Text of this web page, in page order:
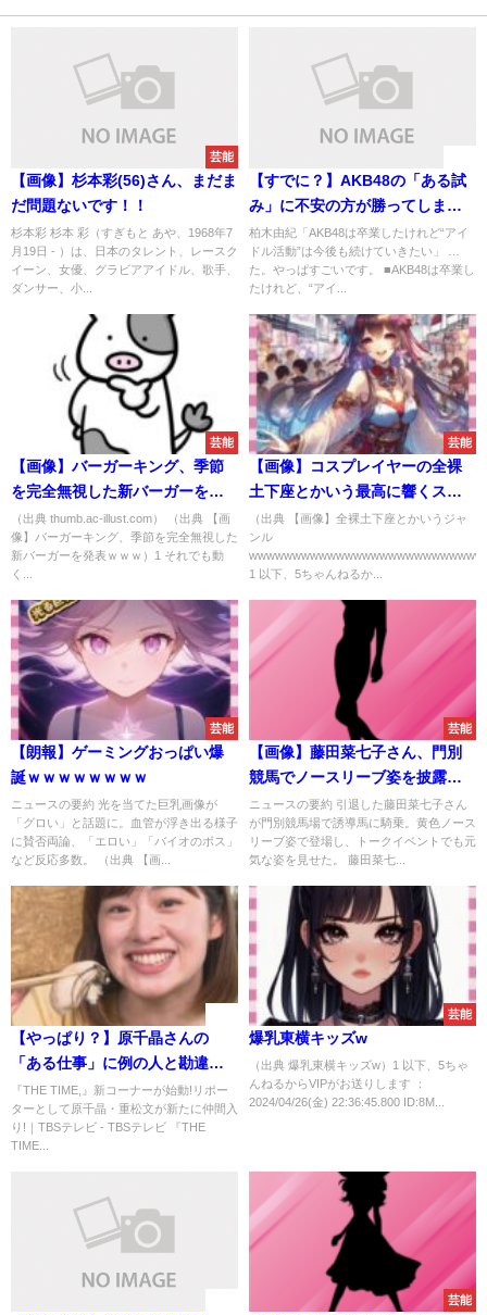
芸能
【画像】杉本彩(56)さん、まだま
だ問題ないです！！
杉本彩 杉本 彩（すぎもと あや、1968年7
月19日 - ）は、日本のタレント、レースク
イーン、女優、グラビアアイドル、歌手、
ダンサー、小...
【すでに？】AKB48の「ある試
み」に不安の方が勝ってしまう
事態に
柏木由紀「AKB48は卒業したけれど“アイ
ドル活動”は今後も続けていきたい」 …
た。やっぱすごいです。 ■AKB48は卒業し
たけれど、“アイ...
芸能
【画像】バーガーキング、季節
を完全無視した新バーガーを発
表ｗｗｗ
（出典 thumb.ac-illust.com） （出典 【画
像】バーガーキング、季節を完全無視した
新バーガーを発表ｗｗｗ）1 それでも動
く...
芸能
【画像】コスプレイヤーの全裸
土下座とかいう最高に響くスタ
イルｗｗｗｗｗｗｗｗｗｗｗｗ
ｗｗｗ
（出典 【画像】全裸土下座とかいうジャ
ンル
1 以下、5ちゃんねるか...
芸能
【朗報】ゲーミングおっぱい爆
誕ｗｗｗｗｗｗｗｗ
ニュースの要約 光を当てた巨乳画像が
「グロい」と話題に。血管が浮き出る様子
に賛否両論、「エロい」「バイオのボス」
など反応多数。 （出典 【画...
芸能
【画像】藤田菜七子さん、門別
競馬でノースリーブ姿を披露ｗ
ｗｗ
ニュースの要約 引退した藤田菜七子さん
が門別競馬場で誘導馬に騎乗。黄色ノース
リーブ姿で登場し、トークイベントでも元
気な姿を見せた。 藤田菜七...
【やっぱり？】原千晶さんの
「ある仕事」に例の人と勘違い
する人が続出する事態に
『THE TIME,』新コーナーが始動!リポー
ターとして原千晶・重松文が新たに仲間入
り!｜TBSテレビ - TBSテレビ 『THE
TIME...
芸能
爆乳東横キッズw
（出典 爆乳東横キッズw）1 以下、5ちゃ
んねるからVIPがお送りします ：
2024/04/26(金) 22:36:45.800 ID:8M...
芸能